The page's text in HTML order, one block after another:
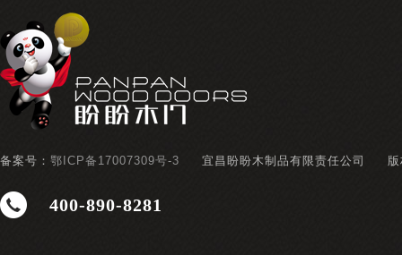
备案号： 鄂ICP备17007309号-3 宜昌盼盼木制品有限责任公司
400-890-8281